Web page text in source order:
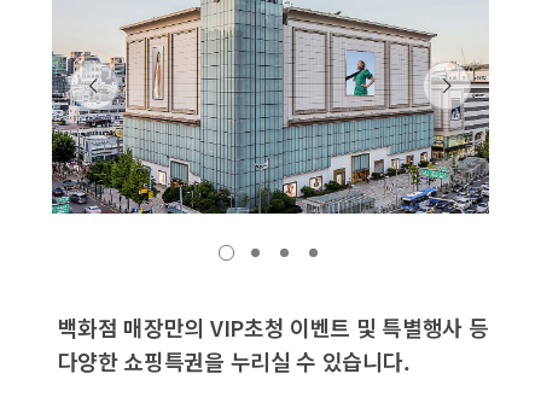
1 2 3 4
백화점 매장만의 VIP초청 이벤트 및 특별행사 등
다양한 쇼핑특권을 누리실 수 있습니다.